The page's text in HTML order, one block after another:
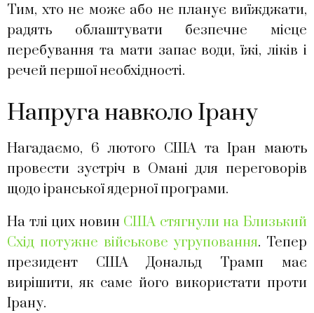
Тим, хто не може або не планує виїжджати,
радять облаштувати безпечне місце
перебування та мати запас води, їжі, ліків і
речей першої необхідності.
Напруга навколо Ірану
Нагадаємо, 6 лютого США та Іран мають
провести зустріч в Омані для переговорів
щодо іранської ядерної програми.
На тлі цих новин США стягнули на Близький
Схід потужне військове угруповання. Тепер
президент США Дональд Трамп має
вирішити, як саме його використати проти
Ірану.